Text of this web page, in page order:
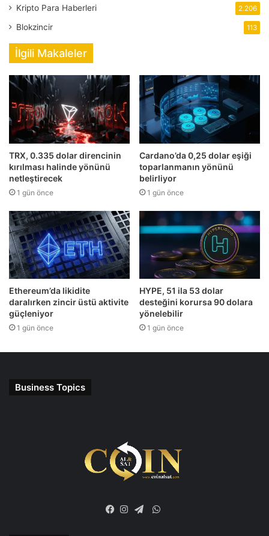
Kripto Para Haberleri 2.206
Blokzincir 113
İlgili Makaleler
TRX, 0.335 dolar direncinin
kırılması halinde yönünü
netleştirecek
1 gün önce
Cardano’da 0,25 dolar eşiği
toparlanmanın yönünü
belirliyor
1 gün önce
Ethereum’da likidite
daralırken zincir üstü aktivite
güçleniyor
1 gün önce
HYPE, 51 ila 53 dolar
desteğini korursa 90 dolara
yönelebilir
1 gün önce
Business Topics
WhatsApp